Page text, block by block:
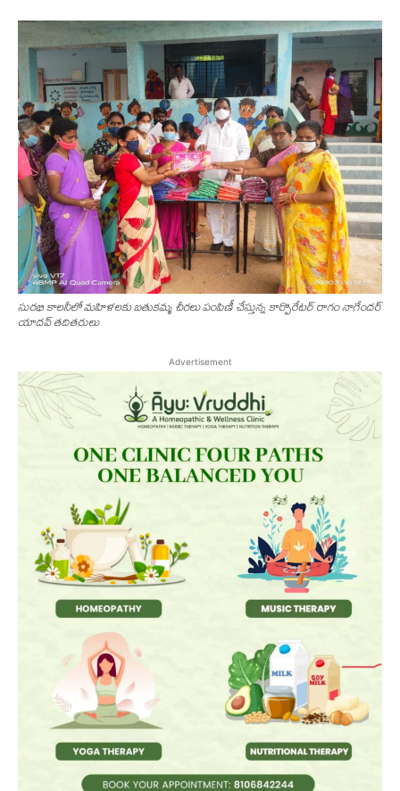
సుర‌భి కాల‌నీలో మ‌హిళ‌ల‌కు బ‌తుక‌మ్మ చీర‌లు పంపిణీ చేస్తున్న కార్పొరేట‌ర్ రాగం నాగేంద‌ర్
యాద‌వ్ త‌దిత‌రులు
Advertisement